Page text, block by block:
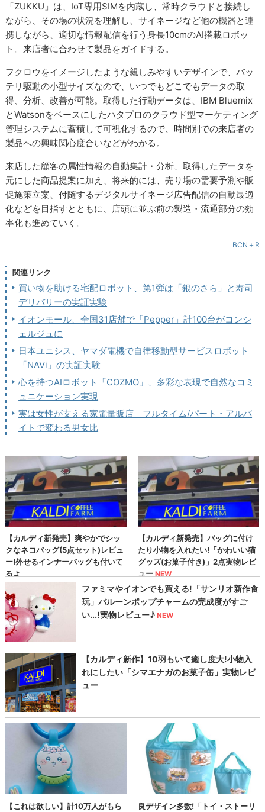
「ZUKKU」は、IoT専用SIMを内蔵し、常時クラウドと接続し
ながら、その場の状況を理解し、サイネージなど他の機器と連
携しながら、適切な情報配信を行う身長10cmのAI搭載ロボッ
ト。来店者に合わせて製品をガイドする。
フクロウをイメージしたような親しみやすいデザインで、バッ
テリ駆動の小型サイズなので、いつでもどこでもデータの取
得、分析、改善が可能。取得した行動データは、IBM Bluemix
とWatsonをベースにしたハタプロのクラウド型マーケティング
管理システムに蓄積して可視化するので、時間別での来店者の
製品への興味関心度合いなどがわかる。
来店した顧客の属性情報の自動集計・分析、取得したデータを
元にした商品提案に加え、将来的には、売り場の需要予測や販
促施策立案、付随するデジタルサイネージ広告配信の自動最適
化などを目指すとともに、店頭に並ぶ前の製造・流通部分の効
率化も進めていく。
BCN＋R
関連リンク
買い物を助ける宅配ロボット、第1弾は「銀のさら」と寿司
デリバリーの実証実験
イオンモール、全国31店舗で「Pepper」計100台がコンシ
ェルジュに
日本ユニシス、ヤマダ電機で自律移動型サービスロボット
「NAVi」の実証実験
心を持つAIロボット「COZMO」、多彩な表現で自然なコミ
ュニケーション実現
実は女性が支える家電量販店 フルタイム/パート・アルバ
イトで変わる男女比